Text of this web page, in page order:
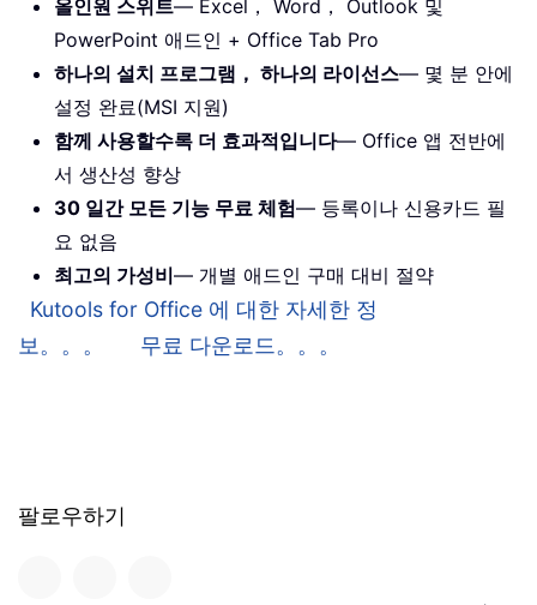
올인원 스위트— Excel， Word， Outlook 및
PowerPoint 애드인 + Office Tab Pro
하나의 설치 프로그램， 하나의 라이선스— 몇 분 안에
설정 완료(MSI 지원)
함께 사용할수록 더 효과적입니다— Office 앱 전반에
서 생산성 향상
30 일간 모든 기능 무료 체험— 등록이나 신용카드 필
요 없음
최고의 가성비— 개별 애드인 구매 대비 절약
Kutools for Office 에 대한 자세한 정
보。。。
무료 다운로드。。。
팔로우하기